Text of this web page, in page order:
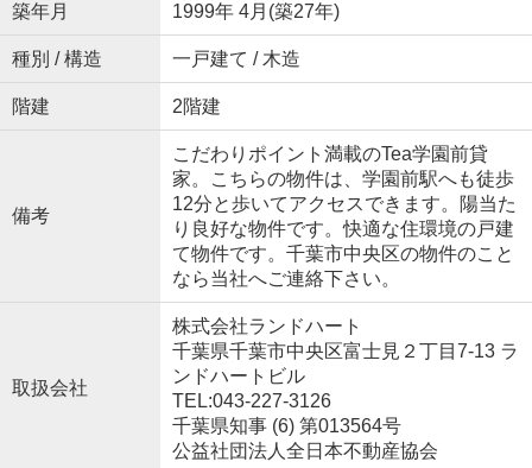
築年月 1999年 4月(築27年)
種別 / 構造 一戸建て / 木造
階建 2階建
備考
こだわりポイント満載のTea学園前貸
家。こちらの物件は、学園前駅へも徒歩
12分と歩いてアクセスできます。陽当た
り良好な物件です。快適な住環境の戸建
て物件です。千葉市中央区の物件のこと
なら当社へご連絡下さい。
取扱会社
株式会社ランドハート
千葉県千葉市中央区富士見２丁目7-13 ラ
ンドハートビル
TEL:043-227-3126
千葉県知事 (6) 第013564号
公益社団法人全日本不動産協会